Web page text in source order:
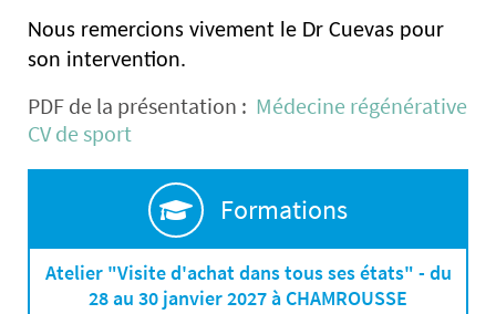
Nous remercions vivement le Dr Cuevas pour
son intervention.
PDF de la présentation : Médecine régénérative
CV de sport
Formations
Atelier "Visite d'achat dans tous ses états" - du
28 au 30 janvier 2027 à CHAMROUSSE